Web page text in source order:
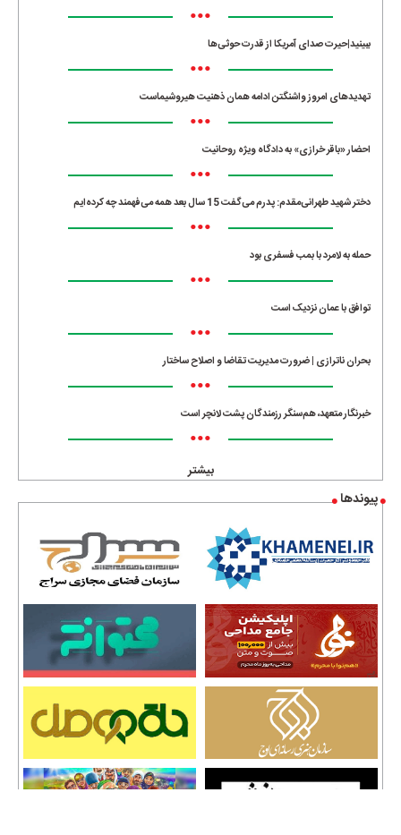
•••
ببینید|حیرت صدای آمریکا از قدرت حوثی‌ها
•••
تهدیدهای امروز واشنگتن ادامه همان ذهنیت هیروشیماست
•••
احضار «باقر خرازی» به دادگاه ویژه روحانیت
•••
دختر شهید طهرانی‌مقدم: پدرم می‌گفت 15 سال بعد همه می‌فهمند چه کرده‌ایم
•••
حمله به لامرد با بمب فسفری بود
•••
توافق با عمان نزدیک است
•••
بحران ناترازی | ضرورت مدیریت تقاضا و اصلاح ساختار
•••
خبرنگار متعهد، هم‌سنگر رزمندگان پشت لانچر است
•••
بیشتر
پیوندها